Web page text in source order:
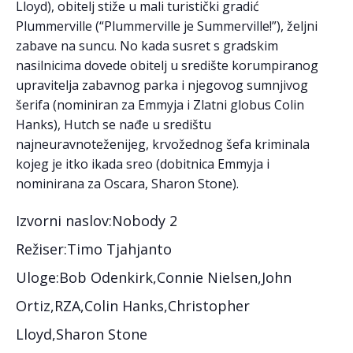
Lloyd), obitelj stiže u mali turistički gradić
Plummerville (“Plummerville je Summerville!”), željni
zabave na suncu. No kada susret s gradskim
nasilnicima dovede obitelj u središte korumpiranog
upravitelja zabavnog parka i njegovog sumnjivog
šerifa (nominiran za Emmyja i Zlatni globus Colin
Hanks), Hutch se nađe u središtu
najneuravnoteženijeg, krvožednog šefa kriminala
kojeg je itko ikada sreo (dobitnica Emmyja i
nominirana za Oscara, Sharon Stone).
Izvorni naslov:Nobody 2
Režiser:Timo Tjahjanto
Uloge:Bob Odenkirk,Connie Nielsen,John
Ortiz,RZA,Colin Hanks,Christopher
Lloyd,Sharon Stone